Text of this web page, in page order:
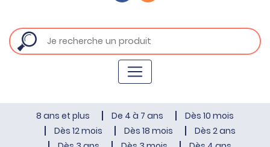
8 ans et plus De 4 à 7 ans
Dès 10 mois
Dès 12 mois
Dès 18 mois
Dès 2 ans